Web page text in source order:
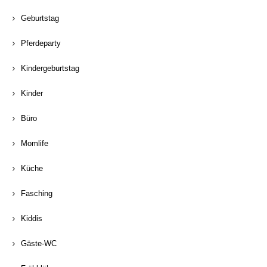
Geburtstag
Pferdeparty
Kindergeburtstag
Kinder
Büro
Momlife
Küche
Fasching
Kiddis
Gäste-WC